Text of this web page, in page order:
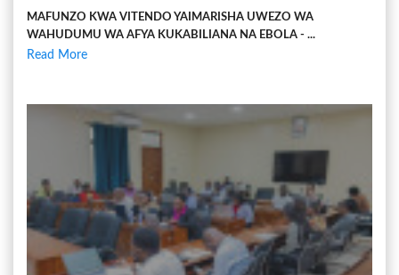
MAFUNZO KWA VITENDO YAIMARISHA UWEZO WA
WAHUDUMU WA AFYA KUKABILIANA NA EBOLA - ...
Read More